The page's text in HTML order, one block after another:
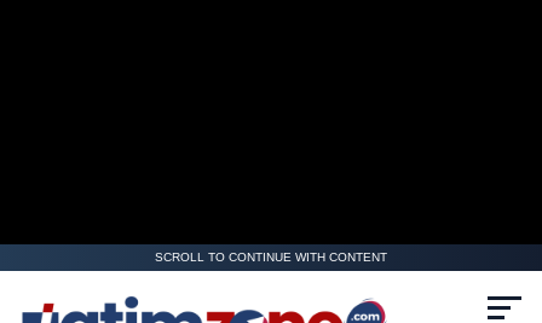
SCROLL TO CONTINUE WITH CONTENT